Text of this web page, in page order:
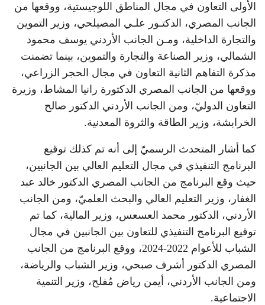
الأولى التعاون في مجال المناطق اللوجيستية، ووقعها من
الجانب المصري، الدكتـور علـي المصيلحي، وزير التموين
والتجارة الداخلية، ومـن الجانب الأردني يوسف محمود
الشمالي، وزير الصناعة والتجارة والتموين، بينما تضمنت
مذكرة التفاهم الثانية التعاون في مجال الحجر الزراعي،
ووقعها من الجانب المصري الدكتورة رانيا المشاط، وزيرة
التعاون الدوليّ، ومن الجانب الأردني الدكتور صالح
الخرابشة، وزير الطاقة والثروة المعدنية.
كما أشار المتحدث الرسميّ إلى أنه تم كذلك توقيع
البرنامج التنفيذي في مجال التعليم العالي بين الجانبين،
حيث وقع البرنامج من الجانب المصري الدكتور خالد عبد
الغفار، وزير التعليم العالي والبحث العلميّ، ومن الجانب
الأردني، الدكتور محمد العسعس، وزير المالية، كما تم
توقيع البرنامج التنفيذي للتعاون بين الجانبين في مجال
الشباب للأعوام 2022-2024، ووقع البرنامج من الجانب
المصري الدكتور أشرف صبحي، وزير الشباب والرياضة،
ومن الجانب الأردني، أيمن رياض مُفلح، وزير التنمية
الاجتماعية.